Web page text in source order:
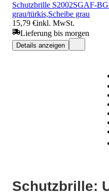
Schutzbrille S2002SGAF-
grau/türkis,Scheibe grau
15,79 €inkl. MwSt.
Lieferung bis morgen
Details anzeigen
Schutzbrille: